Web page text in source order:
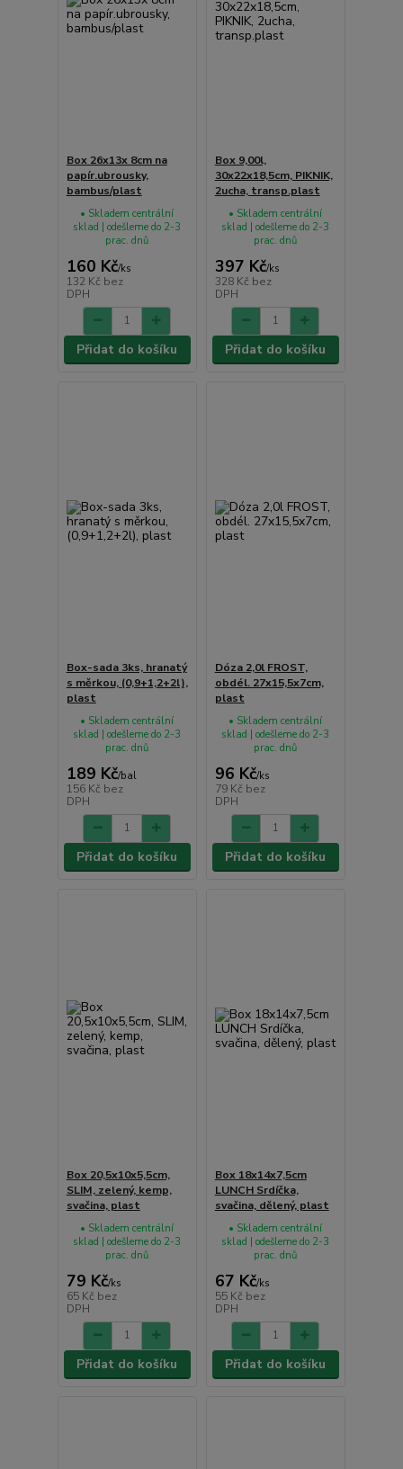
Box 26x13x 8cm na
papír.ubrousky,
bambus/plast
160 Kč/ks
132 Kč bez
DPH
• Skladem centrální
sklad | odešleme do 2-3
prac. dnů
Přidat do košíku
Box 9,00l,
30x22x18,5cm, PIKNIK,
2ucha, transp.plast
397 Kč/ks
328 Kč bez
DPH
• Skladem centrální
sklad | odešleme do 2-3
prac. dnů
Přidat do košíku
Box-sada 3ks, hranatý
s měrkou, (0,9+1,2+2l),
plast
189 Kč/bal
156 Kč bez
DPH
• Skladem centrální
sklad | odešleme do 2-3
prac. dnů
Přidat do košíku
Dóza 2,0l FROST,
obdél. 27x15,5x7cm,
plast
96 Kč/ks
79 Kč bez
DPH
• Skladem centrální
sklad | odešleme do 2-3
prac. dnů
Přidat do košíku
Box 20,5x10x5,5cm,
SLIM, zelený, kemp,
svačina, plast
79 Kč/ks
65 Kč bez
DPH
• Skladem centrální
sklad | odešleme do 2-3
prac. dnů
Přidat do košíku
Box 18x14x7,5cm
LUNCH Srdíčka,
svačina, dělený, plast
67 Kč/ks
55 Kč bez
DPH
• Skladem centrální
sklad | odešleme do 2-3
prac. dnů
Přidat do košíku